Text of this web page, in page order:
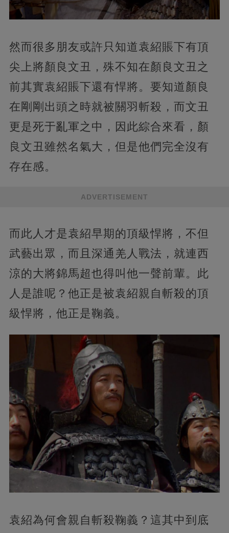
然而很多朋友或許只知道袁紹賬下有頂
尖上將顏良文丑，殊不知在顏良文丑之
前其實袁紹賬下還有悍將。要知道顏良
在剛剛出頭之時就被關羽斬殺，而文丑
更是死于亂軍之中，因此綜合來看，顏
良文丑雖然名氣大，但是他們完全沒有
存在感。
ADVERTISEMENT
而此人才是袁紹早期的頂級悍將，不但
武藝出眾，而且深通羌人戰法，就連西
涼的大將錦馬超也得叫他一聲前輩。此
人是誰呢？他正是被袁紹親自斬殺的頂
級悍將，他正是鞠義。
袁紹為何會親自斬殺鞠義？這其中到底